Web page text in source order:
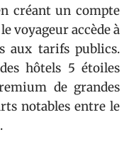
créant un compte
voyageur accède à
aux tarifs publics.
hôtels 5 étoiles
de grandes
notables entre le